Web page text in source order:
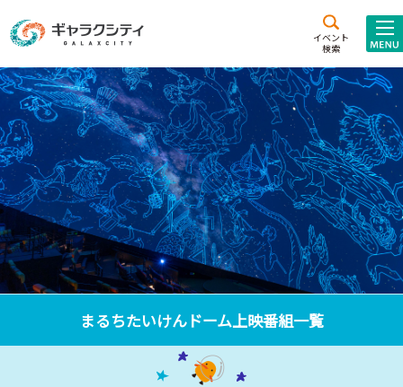
イベント
検索
施設案内
こども
未来創造館
西新井
文化ホール
施設･
アトラクション
ギャラクシティとは
施設貸出･団体利用
こどもみーてぃんぐ
Gがくえん
いっしょに創る
まるちたいけんドーム上映番組一覧